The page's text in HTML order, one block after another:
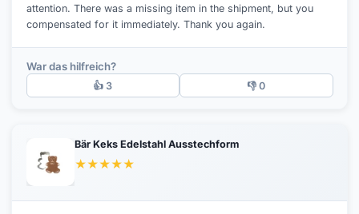
attention. There was a missing item in the shipment, but you
compensated for it immediately. Thank you again.
War das hilfreich?
👍 3 👎 0
Bär Keks Edelstahl Ausstechform
★★★★★